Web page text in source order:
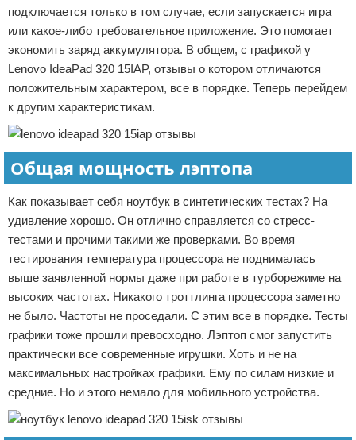
подключается только в том случае, если запускается игра
или какое-либо требовательное приложение. Это помогает
экономить заряд аккумулятора. В общем, с графикой у
Lenovo IdeaPad 320 15IAP, отзывы о котором отличаются
положительным характером, все в порядке. Теперь перейдем
к другим характеристикам.
Общая мощность лэптопа
Как показывает себя ноутбук в синтетических тестах? На
удивление хорошо. Он отлично справляется со стресс-
тестами и прочими такими же проверками. Во время
тестирования температура процессора не поднималась
выше заявленной нормы даже при работе в турборежиме на
высоких частотах. Никакого троттлинга процессора заметно
не было. Частоты не проседали. С этим все в порядке. Тесты
графики тоже прошли превосходно. Лэптоп смог запустить
практически все современные игрушки. Хоть и не на
максимальных настройках графики. Ему по силам низкие и
средние. Но и этого немало для мобильного устройства.